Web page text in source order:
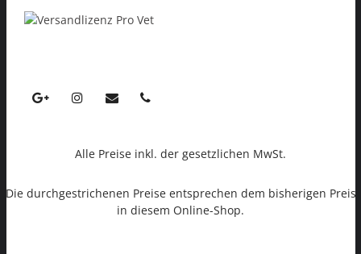
Alle Preise inkl. der gesetzlichen MwSt.
Die durchgestrichenen Preise entsprechen dem bisherigen Preis
in diesem Online-Shop.